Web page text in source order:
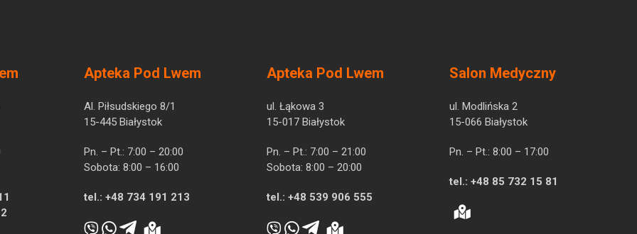
Apteka Pod Lwem
Al. Piłsudskiego 8/1
15-445 Białystok
Pn. – Pt.: 7:00 – 20:00
Sobota: 8:00 – 16:00
tel.: +48 734 191 213
Apteka Pod Lwem
ul. Łąkowa 3
15-017 Białystok
Pn. – Pt.: 7:00 – 21:00
Sobota: 8:00 – 20:00
tel.: +48 539 906 555
Salon Medyczny
ul. Modlińska 2
15-066 Białystok
Pn. – Pt.: 8:00 – 17:00
tel.: +48 85 732 15 81